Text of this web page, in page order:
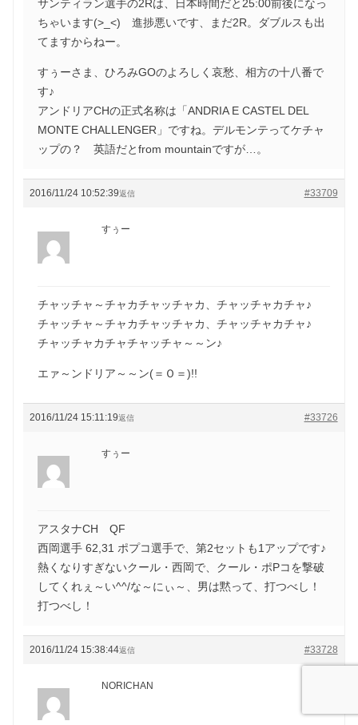
サンティラン選手の2Rは、日本時間だと25:00前後になっ
ちゃいます(>_<) 進捗悪いです、まだ2R。ダブルスも出
てますからねー。
すぅーさま、ひろみGOのよろしく哀愁、相方の十八番で
す♪
アンドリアCHの正式名称は「ANDRIA E CASTEL DEL
MONTE CHALLENGER」ですね。デルモンテってケチャ
ップの？ 英語だとfrom mountainですが…。
2016/11/24 10:52:39 #33709
返信
すぅー
チャッチャ～チャカチャッチャカ、チャッチャカチャ♪
チャッチャ～チャカチャッチャカ、チャッチャカチャ♪
チャッチャカチャチャッチャ～～ン♪
エァ～ンドリア～～ン(＝Ｏ＝)!!
2016/11/24 15:11:19 #33726
返信
すぅー
アスタナCH QF
西岡選手 62,31 ポプコ選手で、第2セットも1アップです♪
熱くなりすぎないクール・西岡で、クール・ポPコを撃破
してくれぇ～い^^/な～にぃ～、男は黙って、打つべし！
打つべし！
2016/11/24 15:38:44 #33728
返信
NORICHAN